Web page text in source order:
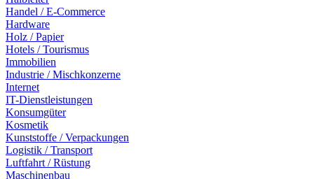
Handel / E-Commerce
Hardware
Holz / Papier
Hotels / Tourismus
Immobilien
Industrie / Mischkonzerne
Internet
IT-Dienstleistungen
Konsumgüter
Kosmetik
Kunststoffe / Verpackungen
Logistik / Transport
Luftfahrt / Rüstung
Maschinenbau